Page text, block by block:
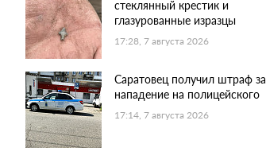
стеклянный крестик и
глазурованные изразцы
17:28, 7 августа 2026
Саратовец получил штраф за
нападение на полицейского
17:14, 7 августа 2026